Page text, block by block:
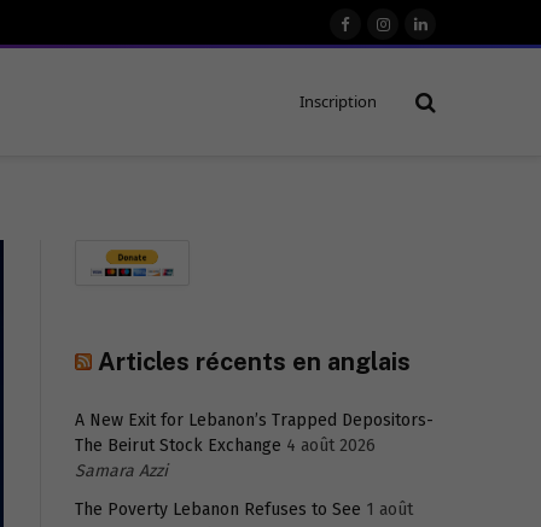
FacebookInstagram
LinkedIn
Inscription
Articles récents en anglais
A New Exit for Lebanon’s Trapped Depositors-
The Beirut Stock Exchange 4 août 2026
Samara Azzi
The Poverty Lebanon Refuses to See 1 août